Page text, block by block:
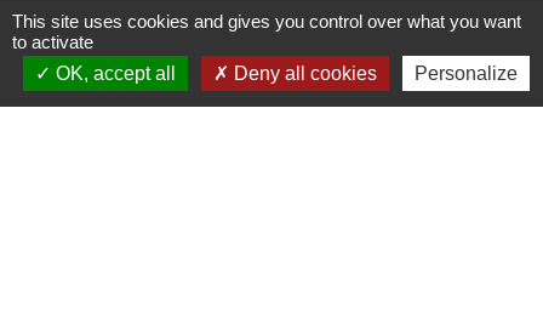
Contrat type de l'enseignement de la conduiteopen_in_new
Legifrance
Signaler une erreur sur cette page
This site uses cookies and gives you control over what you want
to activate
OK, accept all
Deny all cookies Personalize